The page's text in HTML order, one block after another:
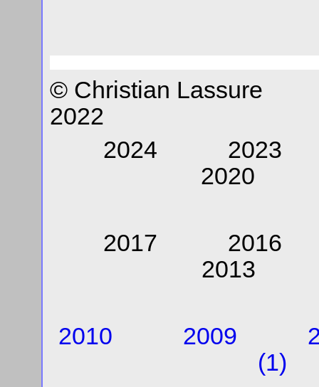
© Christian Lassure
2022
2024
2020
2017
2010 2009
(1)